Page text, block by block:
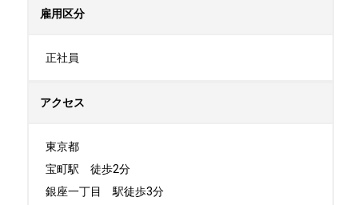
雇用区分
正社員
アクセス
東京都
宝町駅　徒歩2分
銀座一丁目　駅徒歩3分